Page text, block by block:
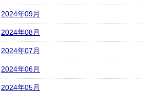
2024年09月
2024年08月
2024年07月
2024年06月
2024年05月